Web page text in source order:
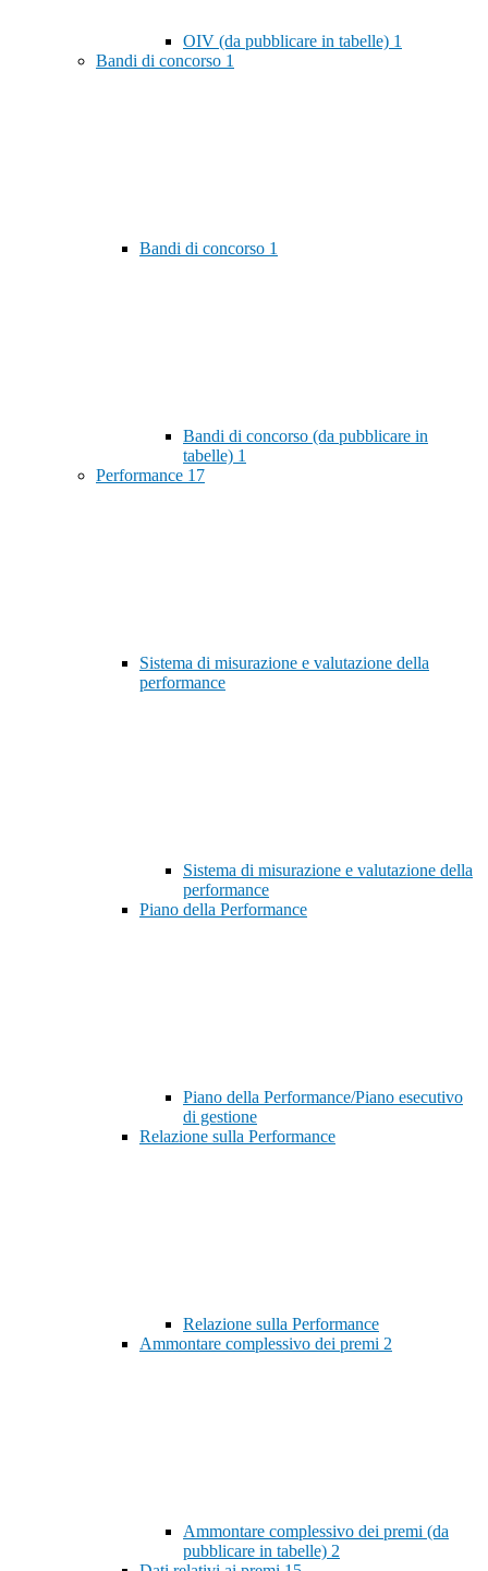
OIV (da pubblicare in tabelle) 1
Bandi di concorso 1
Bandi di concorso 1
Bandi di concorso (da pubblicare in
tabelle) 1
Performance 17
Sistema di misurazione e valutazione della
performance
Sistema di misurazione e valutazione della
performance
Piano della Performance
Piano della Performance/Piano esecutivo
di gestione
Relazione sulla Performance
Relazione sulla Performance
Ammontare complessivo dei premi 2
Ammontare complessivo dei premi (da
pubblicare in tabelle) 2